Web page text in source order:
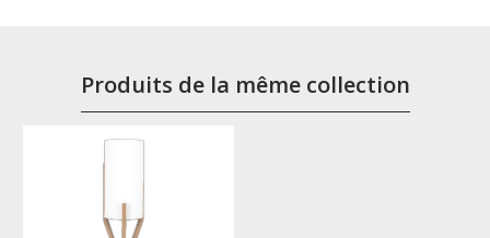
Produits de la même collection